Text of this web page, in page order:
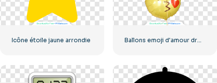
Icône étoile jaune arrondie Ballons emoji d'amour drôles jaunes